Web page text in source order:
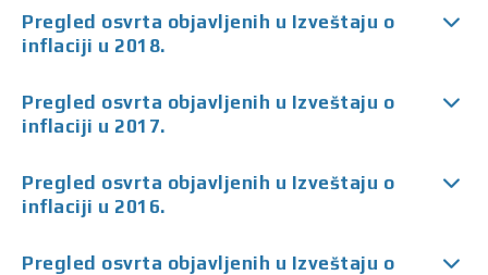
Pregled osvrta objavljenih u Izveštaju o
inflaciji u 2018.
Pregled osvrta objavljenih u Izveštaju o
inflaciji u 2017.
Pregled osvrta objavljenih u Izveštaju o
inflaciji u 2016.
Pregled osvrta objavljenih u Izveštaju o